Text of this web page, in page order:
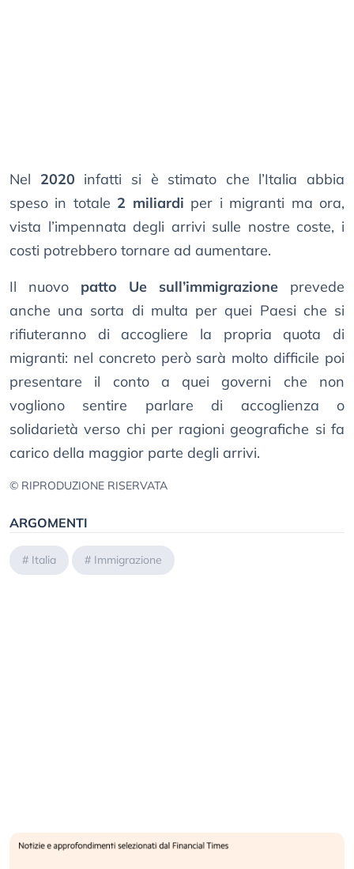
Nel 2020 infatti si è stimato che l’Italia abbia
speso in totale 2 miliardi per i migranti ma ora,
vista l’impennata degli arrivi sulle nostre coste, i
costi potrebbero tornare ad aumentare.
Il nuovo patto Ue sull’immigrazione prevede
anche una sorta di multa per quei Paesi che si
rifiuteranno di accogliere la propria quota di
migranti: nel concreto però sarà molto difficile poi
presentare il conto a quei governi che non
vogliono sentire parlare di accoglienza o
solidarietà verso chi per ragioni geografiche si fa
carico della maggior parte degli arrivi.
© RIPRODUZIONE RISERVATA
ARGOMENTI
# Italia # Immigrazione